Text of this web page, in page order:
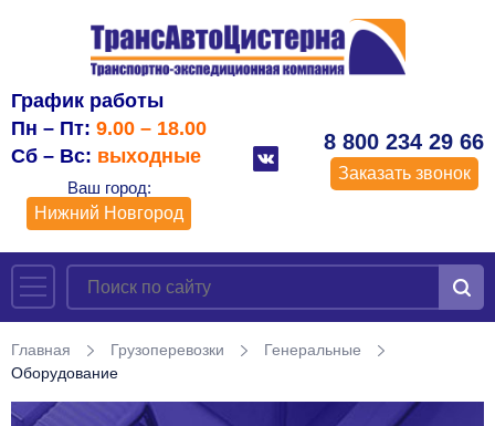
График работы
Пн – Пт: 9.00 – 18.00
Сб – Вс: выходные
Ваш город:
Нижний Новгород
8 800 234 29 66
Заказать звонок
Главная Грузоперевозки
Генеральные
Оборудование